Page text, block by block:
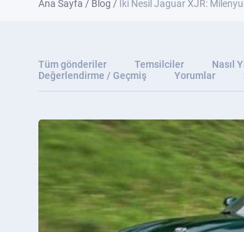
Ana Sayfa / Blog / İki Nesil Jaguar XJR:
Tüm gönderiler Temsilciler Nasıl
Değerlendirme / Geçmiş
Yorumlar